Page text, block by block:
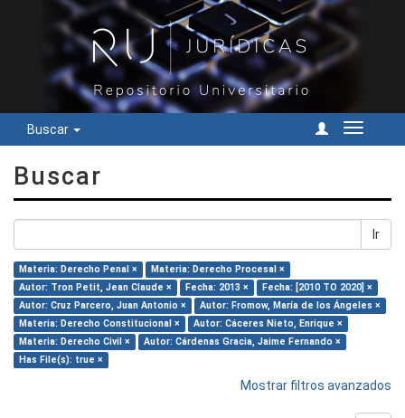
Buscar
Cambiar
Buscar
Ir
Materia: Derecho Penal ×
Materia: Derecho Procesal ×
Autor: Tron Petit, Jean Claude ×
Fecha: 2013 ×
Fecha: [2010 TO 2020] ×
Autor: Cruz Parcero, Juan Antonio ×
Autor: Fromow, María de los Ángeles ×
Materia: Derecho Constitucional ×
Autor: Cáceres Nieto, Enrique ×
Materia: Derecho Civil ×
Autor: Cárdenas Gracia, Jaime Fernando ×
Has File(s): true ×
Mostrar filtros avanzados